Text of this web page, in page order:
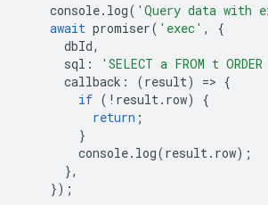
console. log( 'Query data with
await promiser( 'exec' ,
{
dbId,
sql : 'SELECT a FROM t
callback : (result) => {
if ( ! result. row)
{
return ;
}
console. log(result. row);
},
});